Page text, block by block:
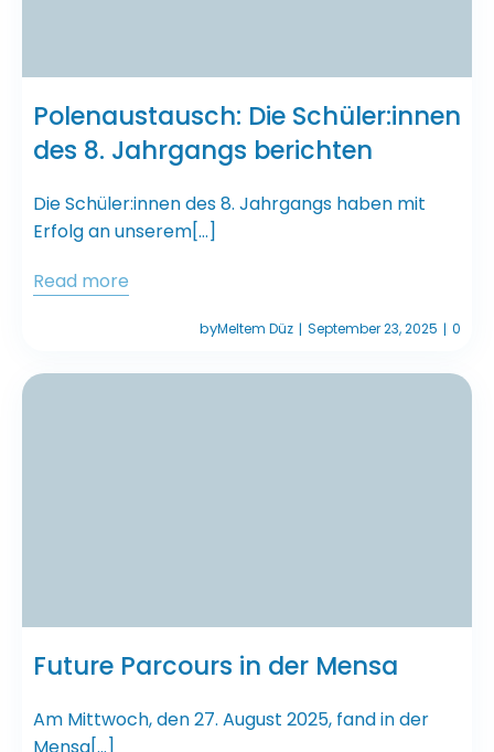
Polenaustausch: Die Schüler:innen
des 8. Jahrgangs berichten
Die Schüler:innen des 8. Jahrgangs haben mit
Erfolg an unserem[…]
Read more
byMeltem Düz | September 23, 2025 | 0
Future Parcours in der Mensa
Am Mittwoch, den 27. August 2025, fand in der
Mensa[…]